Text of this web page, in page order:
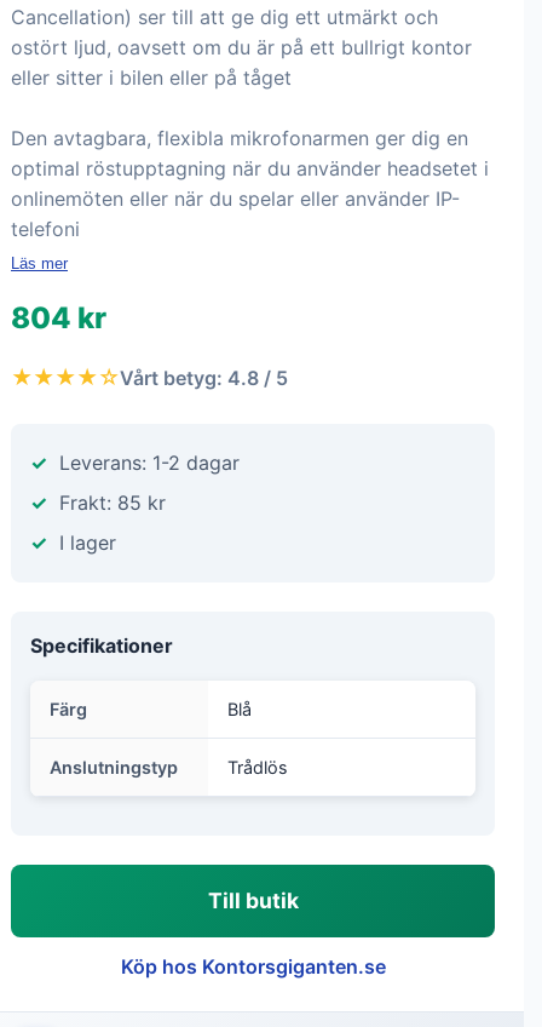
Cancellation) ser till att ge dig ett utmärkt och
ostört ljud, oavsett om du är på ett bullrigt kontor
eller sitter i bilen eller på tåget
Den avtagbara, flexibla mikrofonarmen ger dig en
optimal röstupptagning när du använder headsetet i
onlinemöten eller när du spelar eller använder IP-
telefoni
Läs mer
804 kr
★★★★☆Vårt betyg: 4.8 / 5
Leverans: 1-2 dagar
Frakt: 85 kr
I lager
Specifikationer
Färg Blå
Anslutningstyp Trådlös
Till butik
Köp hos Kontorsgiganten.se